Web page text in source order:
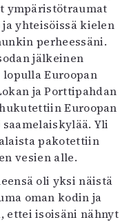
ympäristötraumat
yhteisöissä kielen
perheessäni.
jälkeinen
Euroopan
ja Porttipahdan
Euroopan
Yli
pakotettiin
vesien alle.
oli yksi näistä
oman kodin ja
ettei isoisäni nähnyt